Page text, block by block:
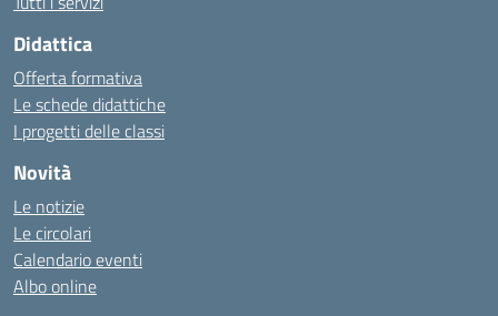
Didattica
Offerta formativa
Le schede didattiche
I progetti delle classi
Novità
Le notizie
Le circolari
Calendario eventi
Albo online